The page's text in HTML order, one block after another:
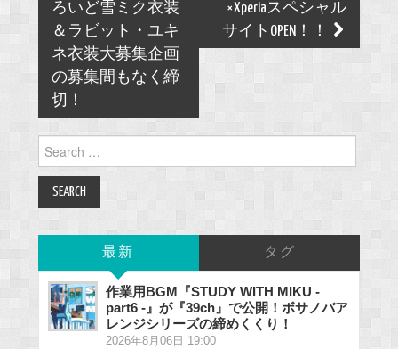
ろいど雪ミク衣装
＆ラビット・ユキ
ネ衣装大募集企画
の募集間もなく締
切！
×Xperiaスペシャル
サイトOPEN！！
Search
for:
最新 タグ
作業用BGM『STUDY WITH MIKU -
part6 -』が『39ch』で公開！ボサノバア
レンジシリーズの締めくくり！
2026年8月06日 19:00